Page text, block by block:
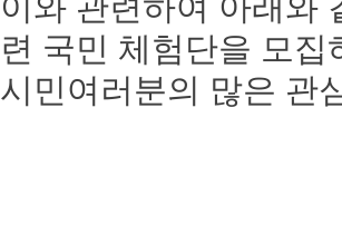
련 국민 체험단을 모집
시민여러분의 많은 관